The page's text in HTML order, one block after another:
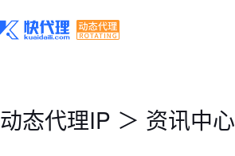
动态代理IP ＞ 资讯中心